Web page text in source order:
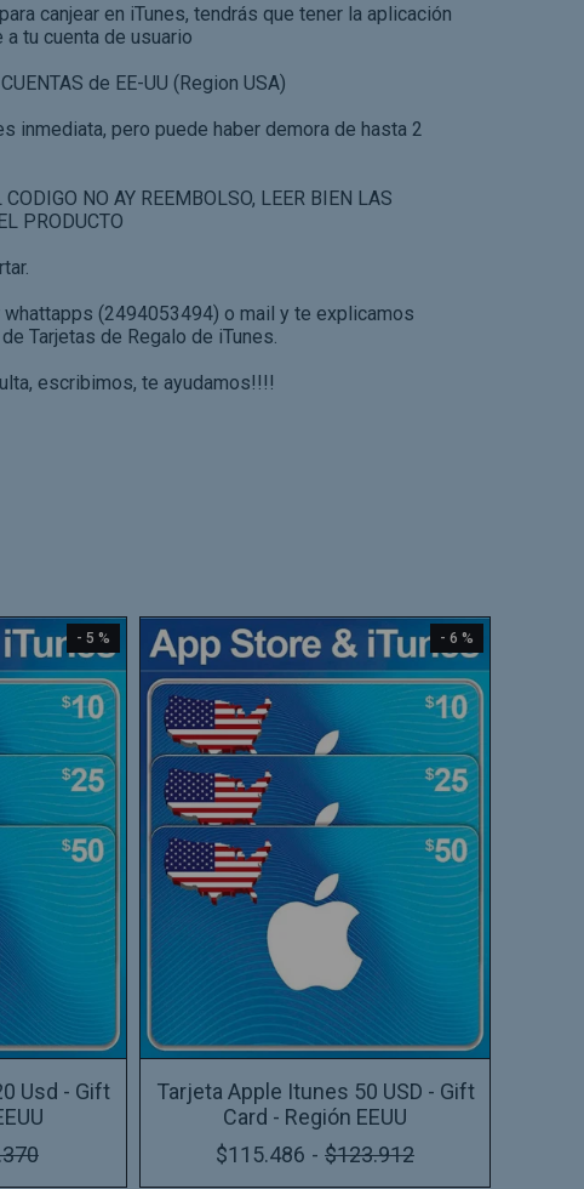
canjear en iTunes, tendrás que tener la aplicación
tu cuenta de usuario
de EE-UU (Region USA)
inmediata, pero puede haber demora de hasta 2
NO AY REEMBOLSO, LEER BIEN LAS
PRODUCTO
(2494053494) o mail y te explicamos
Tarjetas de Regalo de iTunes.
escribimos, te ayudamos!!!!
- 5 %
Usd - Gift
- 6 %
Tarjeta Apple Itunes 50 USD - Gift
Card - Región EEUU
$115.486 - $123.912